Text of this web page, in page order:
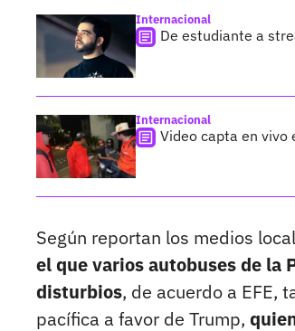
Internacional
De estudiante a
Internacional
Video capta en
Según reportan los medios
el que varios autobuses de la
disturbios, de acuerdo a EFE,
pacífica a favor de Trump,